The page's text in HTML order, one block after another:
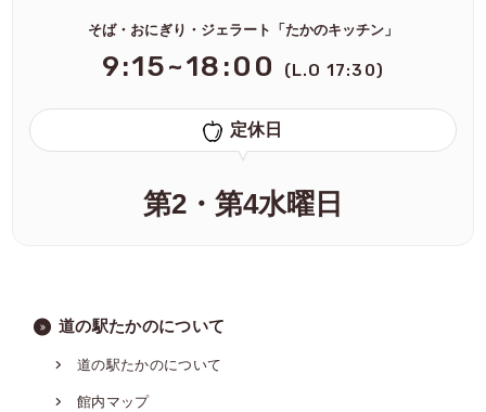
そば・おにぎり・ジェラート「たかのキッチン」
9:15~18:00 (L.O 17:30)
定休日
第2・第4水曜日
道の駅たかのについて
道の駅たかのについて
館内マップ